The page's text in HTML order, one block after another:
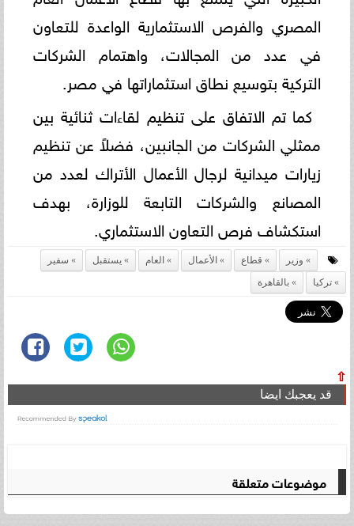
المصري والفرص الاستثمارية الواعدة للتعاون
في عدد من المجالات، واهتمام الشركات
التركية بتوسيع نطاق استثماراتها في مصر.
كما تم الاتفاق على تنظيم لقاءات ثنائية بين
ممثلي الشركات من الجانبين، فضلاً عن تنظيم
زيارات ميدانية لرجال الأعمال الأتراك لعدد من
المصانع والشركات التابعة للوزارة، بهدف
استكشاف فرص التعاون الاستثماري.
وزير قطاع الأعمال العام يستقبل
سفير
تركيا
بالقاهرة
⇧
قد يعجبك ايضا
موضوعات متعلقة